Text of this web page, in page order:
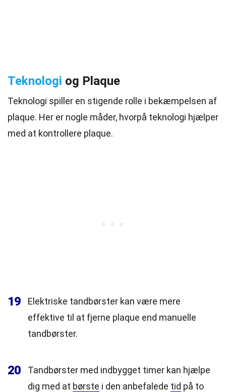
Teknologi og Plaque
Teknologi spiller en stigende rolle i bekæmpelsen af
plaque. Her er nogle måder, hvorpå teknologi hjælper
med at kontrollere plaque.
19
Elektriske tandbørster kan være mere
effektive til at fjerne plaque end manuelle
tandbørster.
20
Tandbørster med indbygget timer kan hjælpe
dig med at børste i den anbefalede tid på to